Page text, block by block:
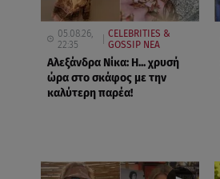
05.08.26,
22:35
CELEBRITIES &
GOSSIP ΝΕΑ
Αλεξάνδρα Νίκα: Η... χρυσή
ώρα στο σκάφος με την
καλύτερη παρέα!